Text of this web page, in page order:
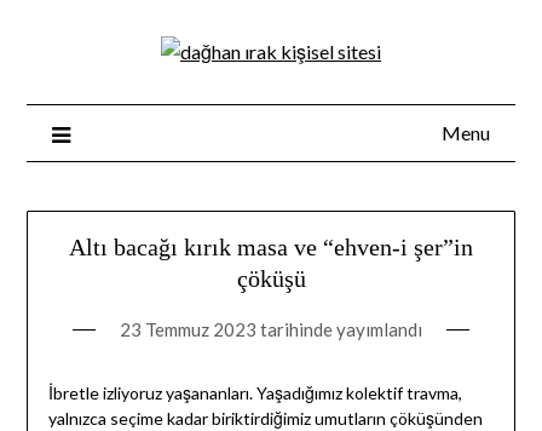
Menu
Altı bacağı kırık masa ve “ehven-i şer”in
çöküşü
23 Temmuz 2023 tarihinde yayımlandı
İbretle izliyoruz yaşananları. Yaşadığımız kolektif travma,
yalnızca seçime kadar biriktirdiğimiz umutların çöküşünden